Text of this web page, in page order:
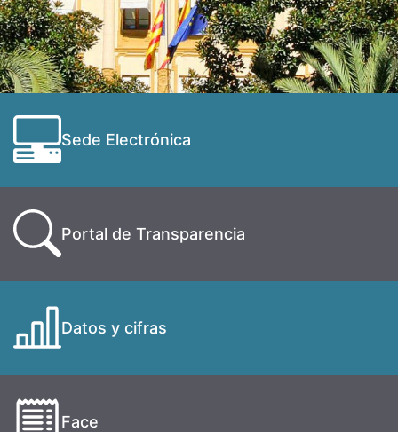
Sede Electrónica
Portal de Transparencia
Datos y cifras
Face